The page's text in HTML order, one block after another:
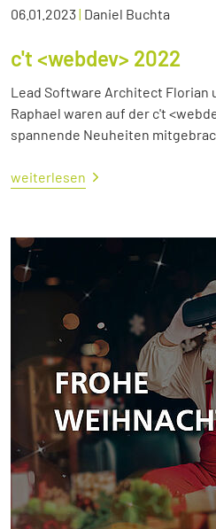
06.01.2023| Daniel Buchta
c't <webdev> 2022
Lead Software Architect Florian
Raphael waren auf der c't
spannende Neuheiten
weiterlesen